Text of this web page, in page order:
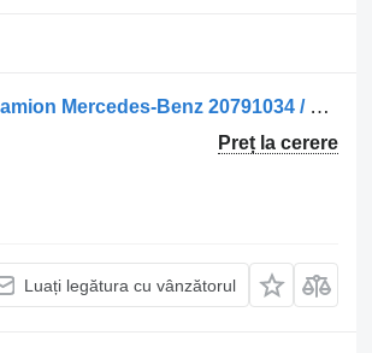
Sisteme de încălzire Încălzitor de apă 20791034 pentru camion Mercedes-Benz 20791034 / 22025115
Preț la cerere
Luați legătura cu vânzătorul